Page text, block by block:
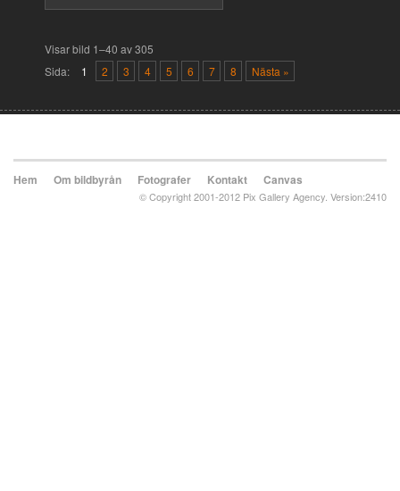
Visar bild 1–40 av 305
Sida:
1 2 3 4 5 6 7 8 Nästa »
Hem Om bildbyrån Fotografer Kontakt Canvas
© Copyright 2001-2012 Pix Gallery Agency. Version:2410